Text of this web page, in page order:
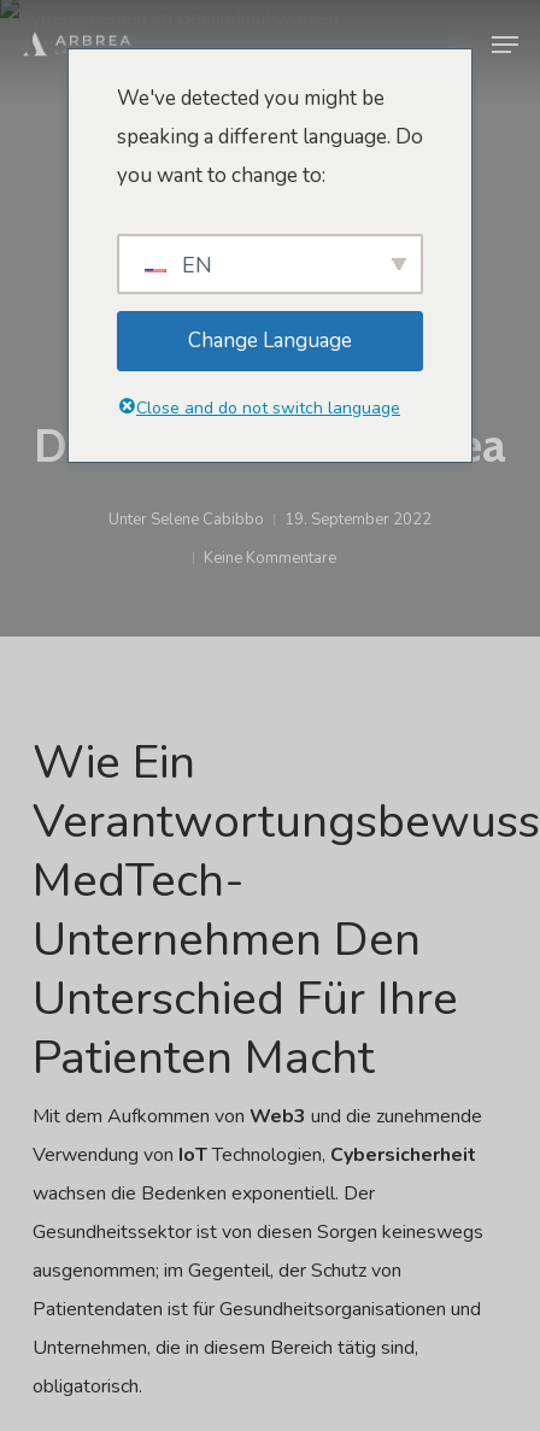
Zum
Hauptinhalt
Innovation Und Zukunft
Gesundheitswesen:
Gewährleistung Von
Privatsphäre Und
Datenschutz Mit Arbrea
Unter Selene Cabibbo
19. September 2022
Keine Kommentare
Wie Ein
MedTech-
Unternehmen Den
Unterschied Für Ihre
Patienten Macht
Mit dem Aufkommen von Web3 und die zunehmende
Verwendung von IoTTechnologien, Cybersicherheit
wachsen die Bedenken exponentiell. Der
Gesundheitssektor ist von diesen Sorgen keineswegs
ausgenommen; im Gegenteil, der Schutz von
Patientendaten ist für Gesundheitsorganisationen und
Unternehmen, die in diesem Bereich tätig sind,
obligatorisch.
We've detected you might be
speaking a different language. Do
you want to change to:
EN
Change Language
Close and do not switch language